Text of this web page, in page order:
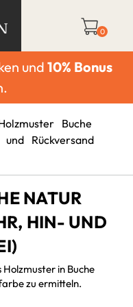
0
und10% Bonus
Buche
Rückversand
NATUR
HIN- UND
in Buche
zu ermitteln.